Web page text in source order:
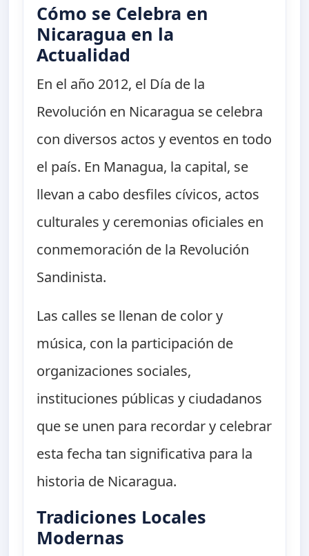
Cómo se Celebra en
Nicaragua en la
Actualidad
En el año 2012, el Día de la
Revolución en Nicaragua se celebra
con diversos actos y eventos en todo
el país. En Managua, la capital, se
llevan a cabo desfiles cívicos, actos
culturales y ceremonias oficiales en
conmemoración de la Revolución
Sandinista.
Las calles se llenan de color y
música, con la participación de
organizaciones sociales,
instituciones públicas y ciudadanos
que se unen para recordar y celebrar
esta fecha tan significativa para la
historia de Nicaragua.
Tradiciones Locales
Modernas